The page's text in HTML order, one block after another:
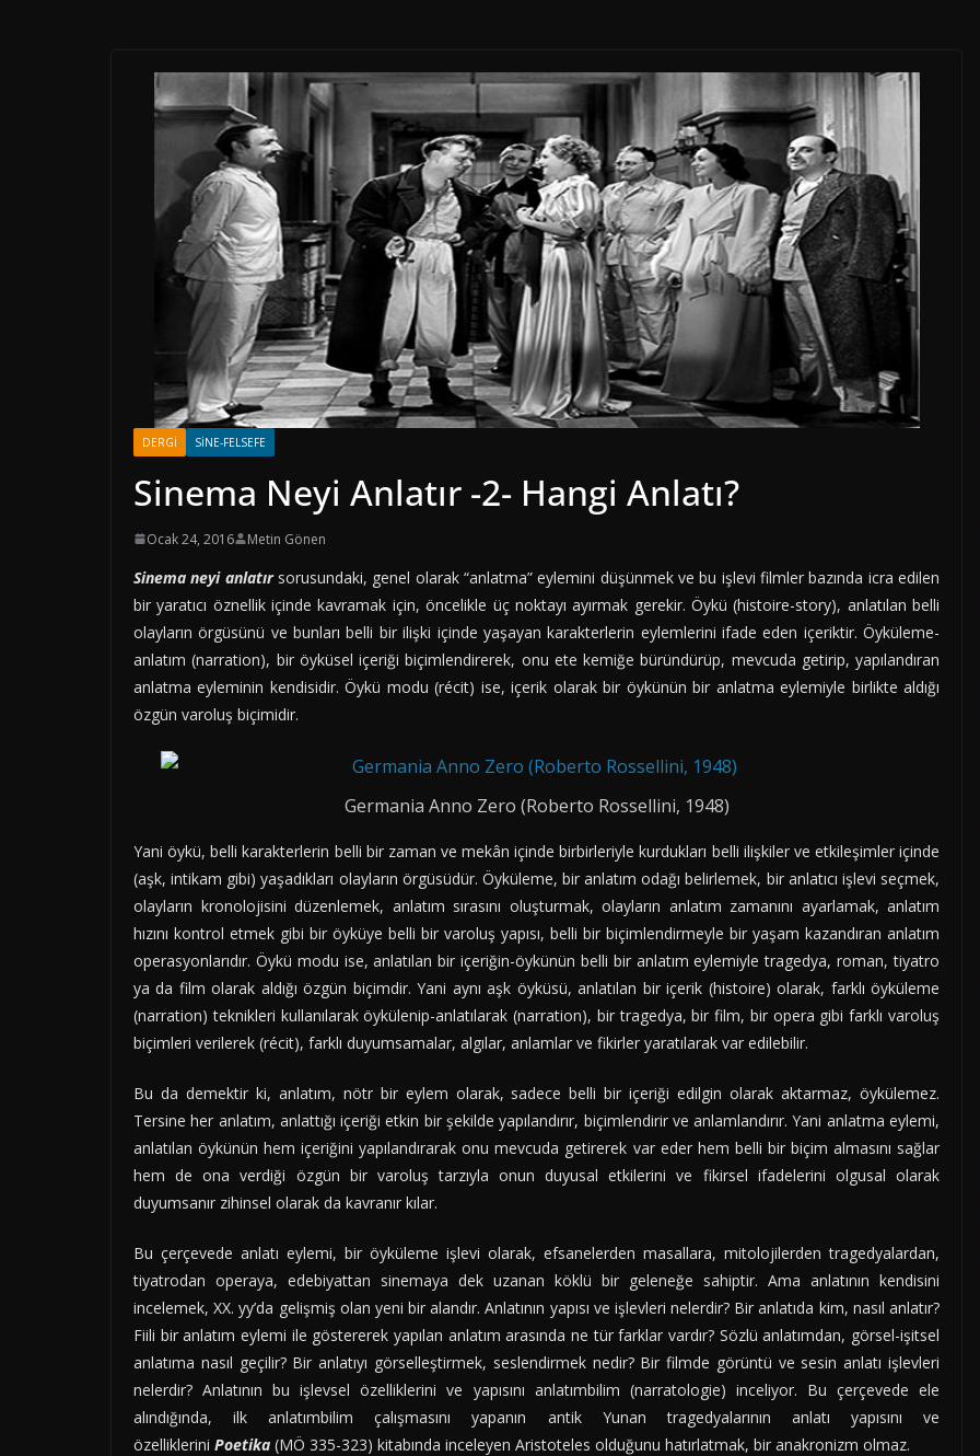
DERGI SINE-FELSEFE
Sinema Neyi Anlatır -2- Hangi Anlatı?
Ocak 24, 2016 Metin Gönen
Sinema neyi anlatırsorusundaki, genel olarak “anlatma” eylemini düşünmek ve bu işlevi filmler bazında icra edilen
bir yaratıcı öznellik içinde kavramak için, öncelikle üç noktayı ayırmak gerekir. Öykü (histoire-story), anlatılan belli
olayların örgüsünü ve bunları belli bir ilişki içinde yaşayan karakterlerin eylemlerini ifade eden içeriktir. Öyküleme-
anlatım (narration), bir öyküsel içeriği biçimlendirerek, onu ete kemiğe büründürüp, mevcuda getirip, yapılandıran
anlatma eyleminin kendisidir. Öykü modu (récit) ise, içerik olarak bir öykünün bir anlatma eylemiyle birlikte aldığı
özgün varoluş biçimidir.
Germania Anno Zero (Roberto Rossellini, 1948)
Yani öykü, belli karakterlerin belli bir zaman ve mekân içinde birbirleriyle kurdukları belli ilişkiler ve etkileşimler içinde
(aşk, intikam gibi) yaşadıkları olayların örgüsüdür. Öyküleme, bir anlatım odağı belirlemek, bir anlatıcı işlevi seçmek,
olayların kronolojisini düzenlemek, anlatım sırasını oluşturmak, olayların anlatım zamanını ayarlamak, anlatım
hızını kontrol etmek gibi bir öyküye belli bir varoluş yapısı, belli bir biçimlendirmeyle bir yaşam kazandıran anlatım
operasyonlarıdır. Öykü modu ise, anlatılan bir içeriğin-öykünün belli bir anlatım eylemiyle tragedya, roman, tiyatro
ya da film olarak aldığı özgün biçimdir. Yani aynı aşk öyküsü, anlatılan bir içerik (histoire) olarak, farklı öyküleme
(narration) teknikleri kullanılarak öykülenip-anlatılarak (narration), bir tragedya, bir film, bir opera gibi farklı varoluş
biçimleri verilerek (récit), farklı duyumsamalar, algılar, anlamlar ve fikirler yaratılarak var edilebilir.
Bu da demektir ki, anlatım, nötr bir eylem olarak, sadece belli bir içeriği edilgin olarak aktarmaz, öykülemez.
Tersine her anlatım, anlattığı içeriği etkin bir şekilde yapılandırır, biçimlendirir ve anlamlandırır. Yani anlatma eylemi,
anlatılan öykünün hem içeriğini yapılandırarak onu mevcuda getirerek var eder hem belli bir biçim almasını sağlar
hem de ona verdiği özgün bir varoluş tarzıyla onun duyusal etkilerini ve fikirsel ifadelerini olgusal olarak
duyumsanır zihinsel olarak da kavranır kılar.
Bu çerçevede anlatı eylemi, bir öyküleme işlevi olarak, efsanelerden masallara, mitolojilerden tragedyalardan,
tiyatrodan operaya, edebiyattan sinemaya dek uzanan köklü bir geleneğe sahiptir. Ama anlatının kendisini
incelemek, XX. yy’da gelişmiş olan yeni bir alandır. Anlatının yapısı ve işlevleri nelerdir? Bir anlatıda kim, nasıl anlatır?
Fiili bir anlatım eylemi ile göstererek yapılan anlatım arasında ne tür farklar vardır? Sözlü anlatımdan, görsel-işitsel
anlatıma nasıl geçilir? Bir anlatıyı görselleştirmek, seslendirmek nedir? Bir filmde görüntü ve sesin anlatı işlevleri
nelerdir? Anlatının bu işlevsel özelliklerini ve yapısını anlatımbilim (narratologie) inceliyor. Bu çerçevede ele
alındığında, ilk anlatımbilim çalışmasını yapanın antik Yunan tragedyalarının anlatı yapısını ve
özelliklerini Poetika (MÖ 335-323) kitabında inceleyen Aristoteles olduğunu hatırlatmak, bir anakronizm olmaz.
DERGI PHILO-SOPHIA
Kitap Okuyan İşçi Genç
ve Nüktedan Kız
Nisan 15, 2015 Metin Gönen
DERGI MAKALELER
PHILO-SOPHIA
SINE-FELSEFE
SINE-KITAP SLIDER YAZARLAR
Düş Kırgınları, Edebiyat
ve Politik Öznellik
Haziran 2, 2018 Metin Gönen